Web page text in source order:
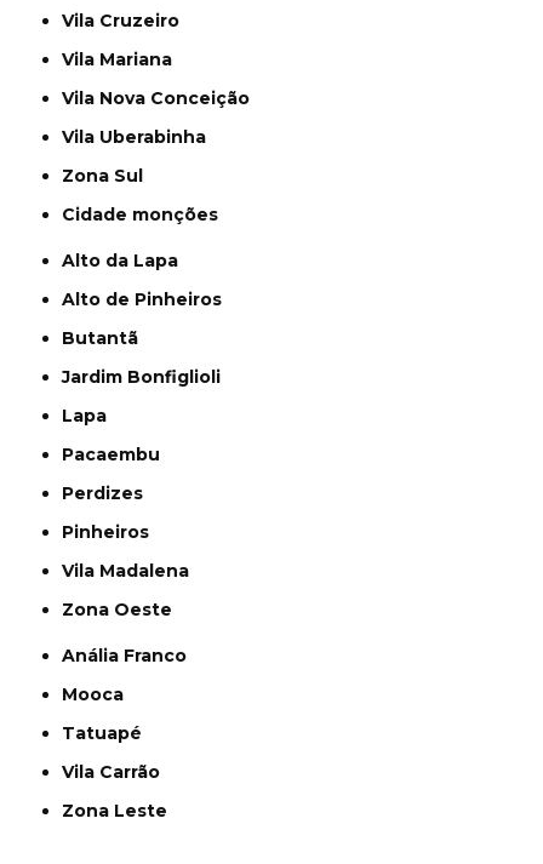
Vila Cruzeiro
Vila Mariana
Vila Nova Conceição
Vila Uberabinha
Zona Sul
cidade monções
Alto da Lapa
Alto de Pinheiros
Butantã
Jardim Bonfiglioli
Lapa
Pacaembu
Perdizes
Pinheiros
Vila Madalena
Zona Oeste
Anália Franco
Mooca
Tatuapé
Vila Carrão
Zona Leste